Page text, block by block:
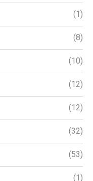
(1)
(8)
(10)
(12)
(12)
(32)
(53)
(1)